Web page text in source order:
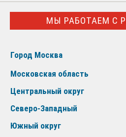
МЫ РАБОТАЕМ С
Город Москва
Московская область
Центральный округ
Северо-Западный
Южный округ